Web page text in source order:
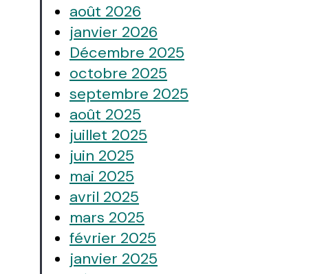
août 2026
janvier 2026
Décembre 2025
octobre 2025
septembre 2025
août 2025
juillet 2025
juin 2025
mai 2025
avril 2025
mars 2025
février 2025
janvier 2025